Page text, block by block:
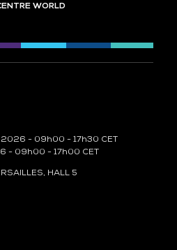
WORLD
2026 - 09h00 - 17h30 CET
- 09h00 - 17h00 CET
HALL 5